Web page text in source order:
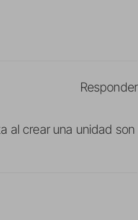
al crear una unidad son
Responder